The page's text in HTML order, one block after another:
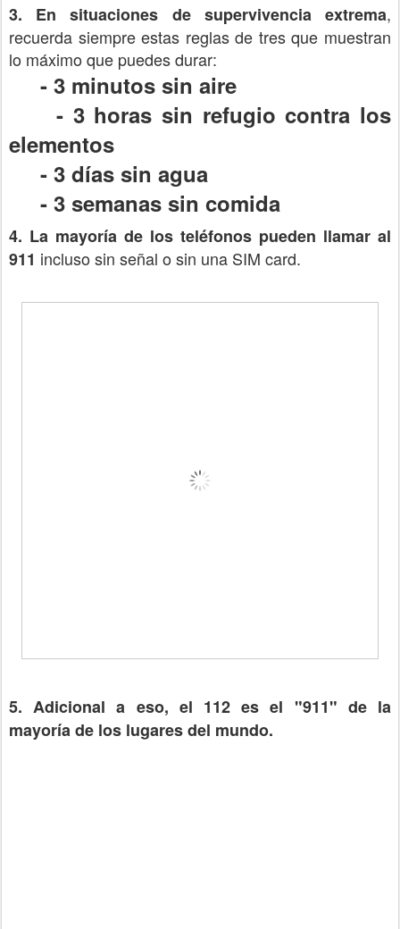
3. En situaciones de supervivencia extrema,
recuerda siempre estas reglas de tres que muestran
lo máximo que puedes durar:
- 3 minutos sin aire
- 3 horas sin refugio contra los
elementos
- 3 días sin agua
- 3 semanas sin comida
4. La mayoría de los teléfonos pueden llamar al
911 incluso sin señal o sin una SIM card.
5. Adicional a eso, el 112 es el "911" de la
mayoría de los lugares del mundo.